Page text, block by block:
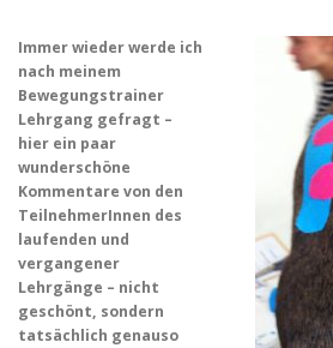
Immer wieder werde ich
nach meinem
Bewegungstrainer
Lehrgang gefragt –
hier ein paar
wunderschöne
Kommentare von den
TeilnehmerInnen des
laufenden und
vergangener
Lehrgänge – nicht
geschönt, sondern
tatsächlich genauso